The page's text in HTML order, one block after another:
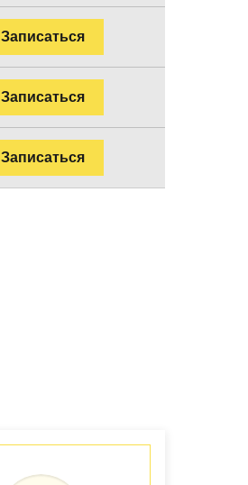
Записаться
Записаться
Записаться